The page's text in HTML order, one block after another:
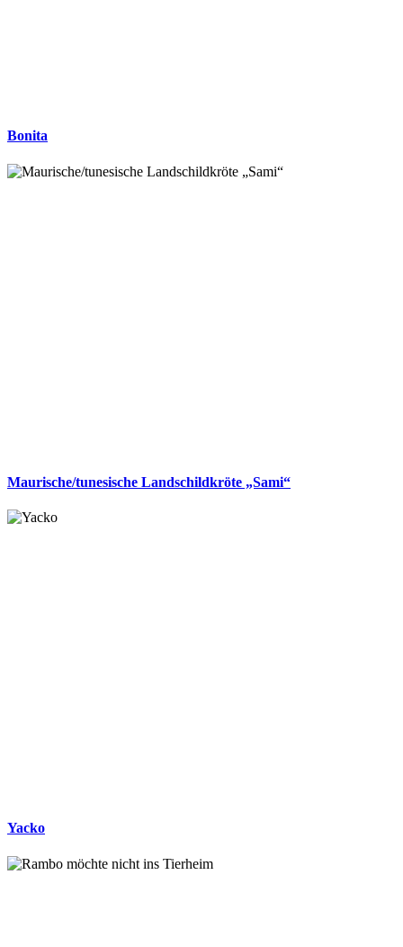
Bonita
Maurische/tunesische Landschildkröte „Sami“
Yacko